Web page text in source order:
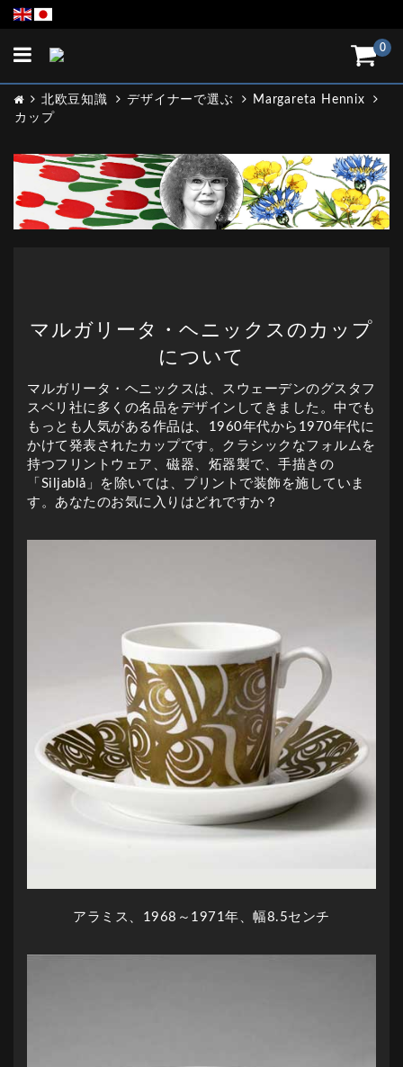
0
Toggle
北欧豆知識 デザイナーで選ぶ
Margareta Hennix
カップ
マルガリータ・ヘニックスのカップ
について
マルガリータ・ヘニックスは、スウェーデンのグスタフ
スベリ社に多くの名品をデザインしてきました。中でも
もっとも人気がある作品は、1960年代から1970年代に
かけて発表されたカップです。クラシックなフォルムを
持つフリントウェア、磁器、炻器製で、手描きの
「Siljablå」を除いては、プリントで装飾を施していま
す。あなたのお気に入りはどれですか？
アラミス、1968～1971年、幅8.5センチ